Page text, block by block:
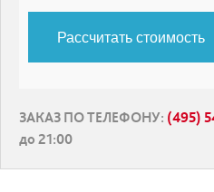
Рассчитать стоимость
ЗАКАЗ ПО ТЕЛЕФОНУ: (495)
до 21:00